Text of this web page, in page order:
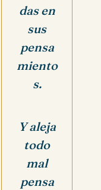
das en
sus
pensa
miento
s.
Y aleja
todo
mal
pensa